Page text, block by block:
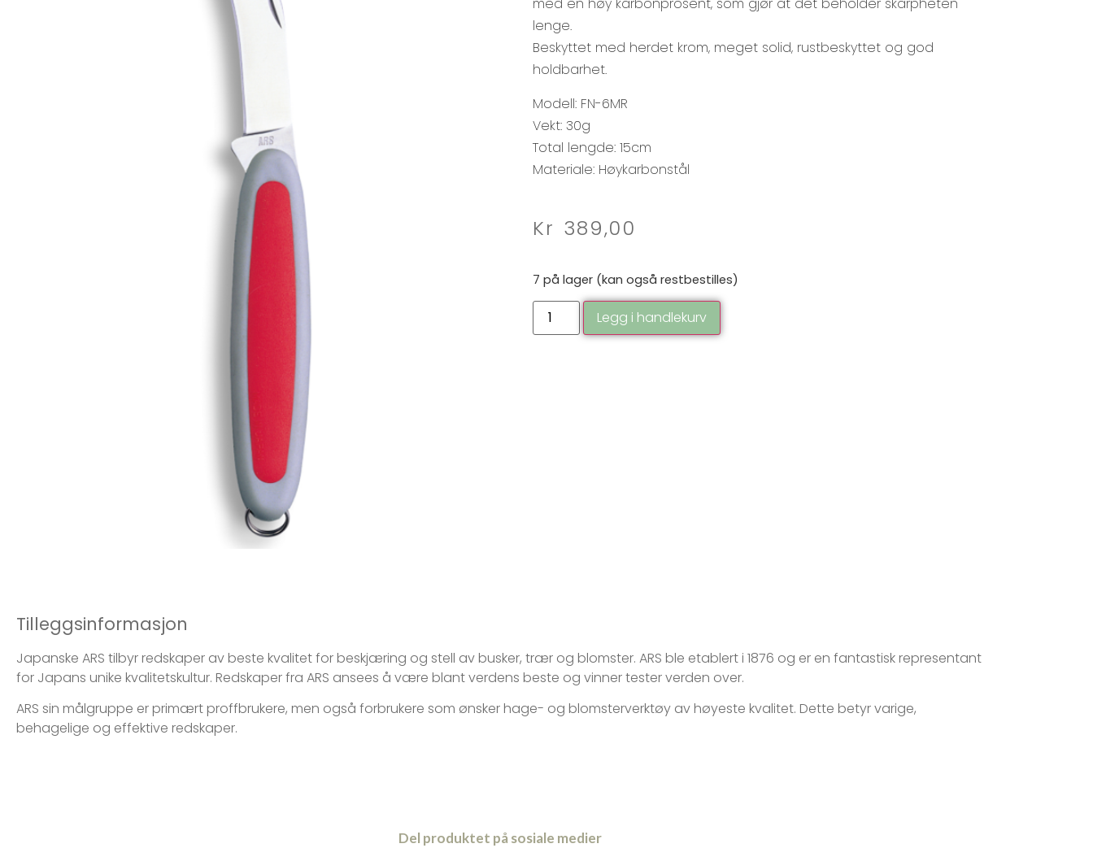
med en høy karbonprosent, som gjør at det beholder skarpheten
lenge.
Beskyttet med herdet krom, meget solid, rustbeskyttet og god
holdbarhet.
Modell: FN-6MR
Vekt: 30g
Total lengde: 15cm
Materiale: Høykarbonstål
Kr 389,00
7 på lager (kan også restbestilles)
Legg i handlekurv
Tilleggsinformasjon
Japanske ARS tilbyr redskaper av beste kvalitet for beskjæring og stell av busker, trær og blomster. ARS ble etablert i 1876 og er en fantastisk representant
for Japans unike kvalitetskultur. Redskaper fra ARS ansees å være blant verdens beste og vinner tester verden over.
ARS sin målgruppe er primært proffbrukere, men også forbrukere som ønsker hage- og blomsterverktøy av høyeste kvalitet. Dette betyr varige,
behagelige og effektive redskaper.
Del produktet på sosiale medier